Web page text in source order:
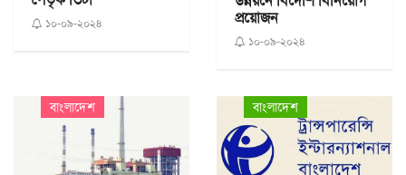
১০-০৯-২০২৪
প্রয়োজন
১০-০৯-২০২৪
বাংলাদেশ বাংলাদেশ